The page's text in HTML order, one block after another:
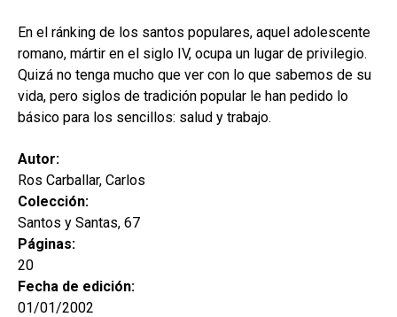
BUSCAR
CAT
ESP
En el ránking de los santos populares, aquel adolescente
romano, mártir en el siglo IV, ocupa un lugar de privilegio.
Quizá no tenga mucho que ver con lo que sabemos de su
vida, pero siglos de tradición popular le han pedido lo
básico para los sencillos: salud y trabajo.
Autor:
Ros Carballar, Carlos
Colección:
Santos y Santas, 67
Páginas:
20
Fecha de edición:
01/01/2002